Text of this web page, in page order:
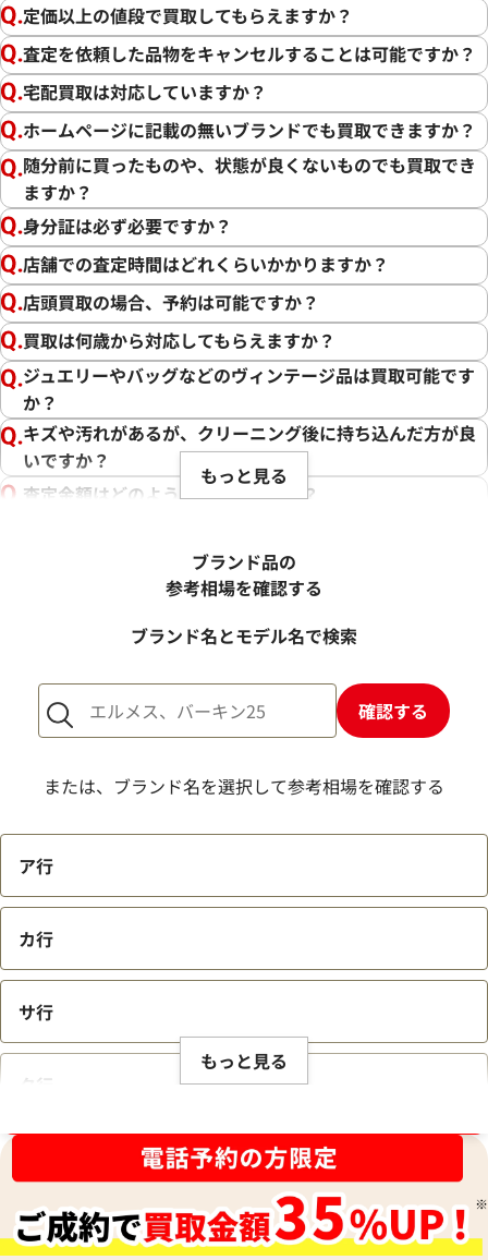
定価以上の値段で買取してもらえますか？
査定を依頼した品物をキャンセルすることは可能ですか？
宅配買取は対応していますか？
ホームページに記載の無いブランドでも買取できますか？
随分前に買ったものや、状態が良くないものでも買取でき
ますか？
身分証は必ず必要ですか？
店舗での査定時間はどれくらいかかりますか？
店頭買取の場合、予約は可能ですか？
買取は何歳から対応してもらえますか？
ジュエリーやバッグなどのヴィンテージ品は買取可能です
か？
キズや汚れがあるが、クリーニング後に持ち込んだ方が良
いですか？
査定金額はどのように決まりますか？
売却するか悩んでいるのですが、査定だけお願いできます
1点からでも査定できますか？
もっと見る
ブランド品の
参考相場を確認する
ブランド名とモデル名で検索
確認する
または、ブランド名を選択して参考相場を確認する
ア行
カ行
サ行
タ行
ハ行
もっと見る